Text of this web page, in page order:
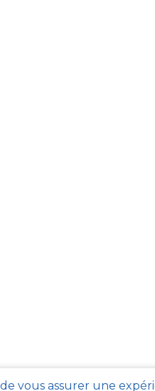
vous assurer une